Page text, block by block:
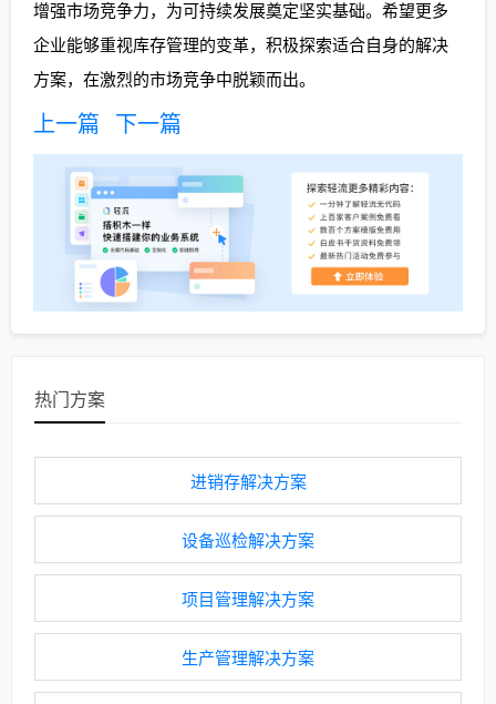
增强市场竞争力，为可持续发展奠定坚实基础。希望更多
企业能够重视库存管理的变革，积极探索适合自身的解决
方案，在激烈的市场竞争中脱颖而出。
上一篇 下一篇
热门方案
进销存解决方案
设备巡检解决方案
项目管理解决方案
生产管理解决方案